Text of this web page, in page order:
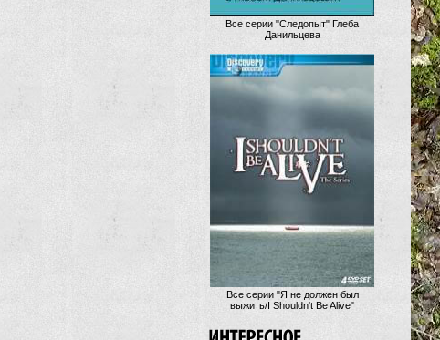
Все серии "Следопыт" Глеба
Данильцева
Все серии "Я не должен был
выжить/I Shouldn't Be Alive"